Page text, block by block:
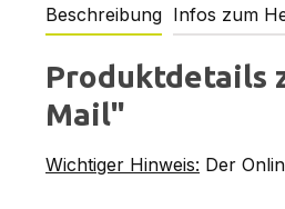
Beschreibung Infos zum
Produktdetails
Mail"
Wichtiger Hinweis: Der